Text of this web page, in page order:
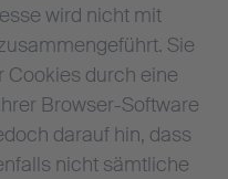
wird nicht mit
Sie
Cookies durch eine
Browser-Software
darauf hin, dass
nicht sämtliche